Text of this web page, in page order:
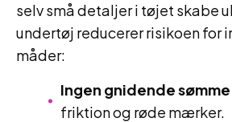
selv små detaljer i tøjet skabe
undertøj reducerer risikoen for
måder:
Ingen gnidende sømme
friktion og røde mærker.